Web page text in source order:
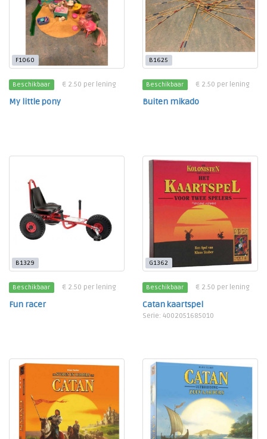
F1060
Beschikbaar € 2.50 per lening
My little pony
B1625
Beschikbaar € 2.50 per lening
Buiten mikado
B1329
Beschikbaar € 2.50 per lening
Fun racer
G1362
Beschikbaar € 2.50 per lening
Catan kaartspel
Serie: 4002051685010